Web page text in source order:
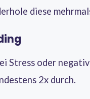
diese
Stress oder
2x durch.